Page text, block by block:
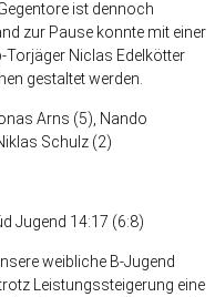
ist dennoch
zur Pause konnte mit einer
Torjäger Niclas Edelkötter
gestaltet werden.
Arns (5), Nando
Schulz (2)
Jugend 14:17 (6:8)
weibliche B-Jugend
Leistungssteigerung eine